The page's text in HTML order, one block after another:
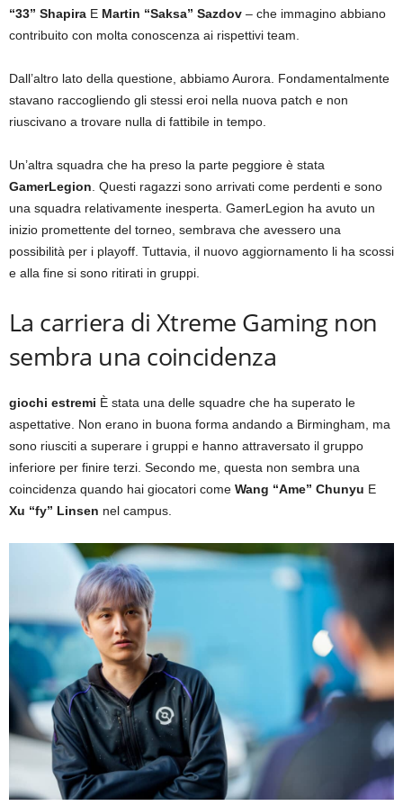
“33” Shapira E Martin “Saksa” Sazdov – che immagino abbiano
contribuito con molta conoscenza ai rispettivi team.
Dall’altro lato della questione, abbiamo Aurora. Fondamentalmente
stavano raccogliendo gli stessi eroi nella nuova patch e non
riuscivano a trovare nulla di fattibile in tempo.
Un’altra squadra che ha preso la parte peggiore è stata
GamerLegion . Questi ragazzi sono arrivati ​​come perdenti e sono
una squadra relativamente inesperta. GamerLegion ha avuto un
inizio promettente del torneo, sembrava che avessero una
possibilità per i playoff. Tuttavia, il nuovo aggiornamento li ha scossi
e alla fine si sono ritirati in gruppi.
La carriera di Xtreme Gaming non
sembra una coincidenza
giochi estremi È stata una delle squadre che ha superato le
aspettative. Non erano in buona forma andando a Birmingham, ma
sono riusciti a superare i gruppi e hanno attraversato il gruppo
inferiore per finire terzi. Secondo me, questa non sembra una
coincidenza quando hai giocatori come Wang “Ame” Chunyu E
Xu “fy” Linsen nel campus.